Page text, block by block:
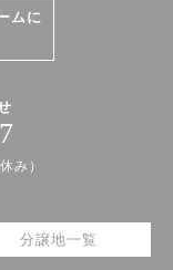
ムに
み）
分譲地一覧